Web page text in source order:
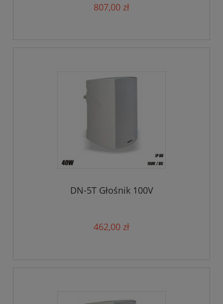
807,00 zł
DN-5T Głośnik 100V
462,00 zł